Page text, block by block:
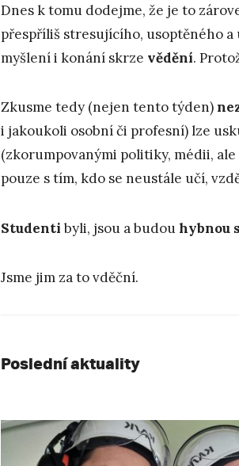
Dnes k tomu dodejme, že je to
přespříliš stresujícího, usoptěného
myšlení i konání skrze vědění.
Zkusme tedy (nejen tento týden)
i jakoukoli osobní či profesní) lze
(zkorumpovanými politiky, médii,
pouze s tím, kdo se neustále učí,
Studentibyli, jsou a budouhybnou
Jsme jim za to vděční.
Poslední aktuality